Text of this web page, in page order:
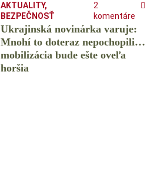
AKTUALITY,
BEZPEČNOSŤ
2
komentáre
Ukrajinská novinárka varuje:
Mnohí to doteraz nepochopili…
mobilizácia bude ešte oveľa
horšia